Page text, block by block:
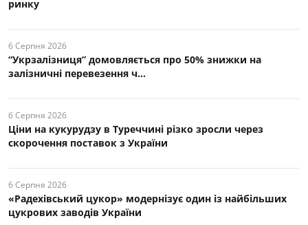
ринку
6 Серпня 2026
“Укрзалізниця” домовляється про 50% знижки на
залізничні перевезення ч...
6 Серпня 2026
Ціни на кукурудзу в Туреччині різко зросли через
скорочення поставок з України
6 Серпня 2026
«Радехівський цукор» модернізує один із найбільших
цукрових заводів України